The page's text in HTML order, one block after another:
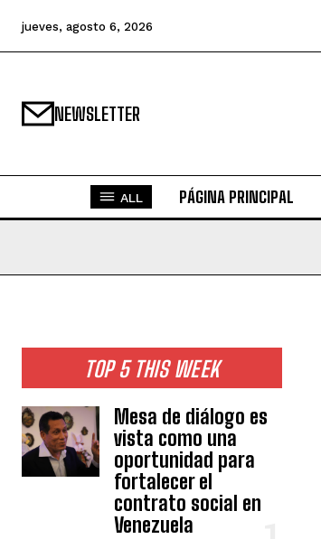
jueves, agosto 6, 2026
NEWSLETTER
ALL PÁGINA PRINCIPAL
TOP 5 THIS WEEK
Mesa de diálogo es
vista como una
oportunidad para
fortalecer el
contrato social en
Venezuela